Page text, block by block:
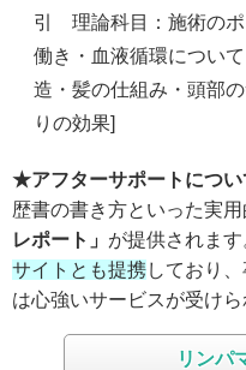
引 理論科目：施術のポ
働き・血液循環につい
造・髪の仕組み・頭部
りの効果]
★アフターサポートについ
歴書の書き方といった実
レポート」 が提供されま
サイトとも提携しており
は心強いサービスが受けら
リンパ